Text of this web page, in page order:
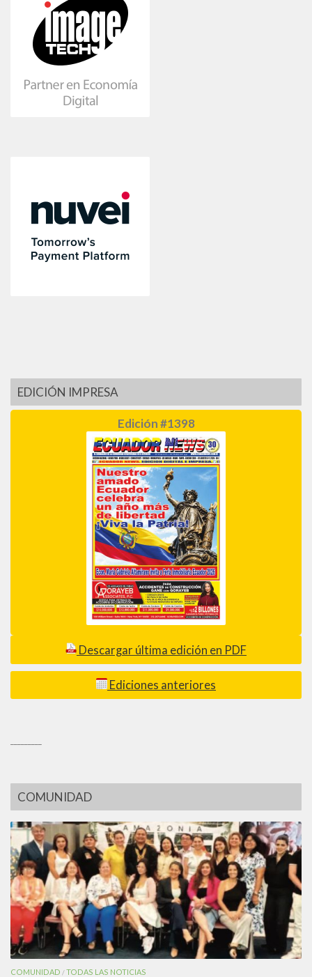
EDICIÓN IMPRESA
Edición #1398
Descargar última edición en PDF
Ediciones anteriores
COMUNIDAD
COMUNIDAD /TODAS LAS NOTICIAS